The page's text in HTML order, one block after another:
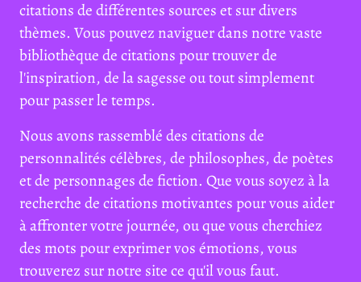
citations de différentes sources et sur divers
thèmes. Vous pouvez naviguer dans notre vaste
bibliothèque de citations pour trouver de
l'inspiration, de la sagesse ou tout simplement
pour passer le temps.
Nous avons rassemblé des citations de
personnalités célèbres, de philosophes, de poètes
et de personnages de fiction. Que vous soyez à la
recherche de citations motivantes pour vous aider
à affronter votre journée, ou que vous cherchiez
des mots pour exprimer vos émotions, vous
trouverez sur notre site ce qu'il vous faut.